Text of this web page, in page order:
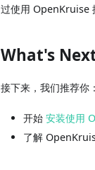
过使用 OpenKruise
What's
接下来，我们推荐你：
开始 安装使用
了解